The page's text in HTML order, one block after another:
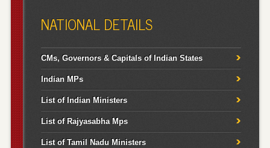
NATIONAL DETAILS
CMs, Governors & Capitals of Indian States
Indian MPs
List of Indian Ministers
List of Rajyasabha Mps
List of Tamil Nadu Ministers